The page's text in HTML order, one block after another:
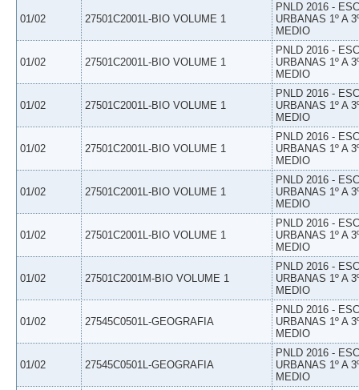
01/02 27501C2001L-BIO VOLUME 1
PNLD 2016 -
URBANAS 1º A
MEDIO
01/02 27501C2001L-BIO VOLUME 1
PNLD 2016 -
URBANAS 1º A
MEDIO
01/02 27501C2001L-BIO VOLUME 1
PNLD 2016 -
URBANAS 1º A
MEDIO
01/02 27501C2001L-BIO VOLUME 1
PNLD 2016 -
URBANAS 1º A
MEDIO
01/02 27501C2001L-BIO VOLUME 1
PNLD 2016 -
URBANAS 1º A
MEDIO
01/02 27501C2001L-BIO VOLUME 1
PNLD 2016 -
URBANAS 1º A
MEDIO
01/02 27501C2001M-BIO VOLUME 1
PNLD 2016 -
URBANAS 1º A
MEDIO
01/02 27545C0501L-GEOGRAFIA
PNLD 2016 -
URBANAS 1º A
MEDIO
01/02 27545C0501L-GEOGRAFIA
PNLD 2016 -
URBANAS 1º A
MEDIO